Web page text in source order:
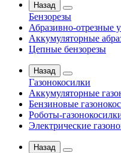
Назад
Бензорезы
Абразивно-отрезные
Аккумуляторные
Цепные бензорезы
Назад
Газонокосилки
Аккумуляторные
Бензиновые
Роботы-
Электрические
Назад